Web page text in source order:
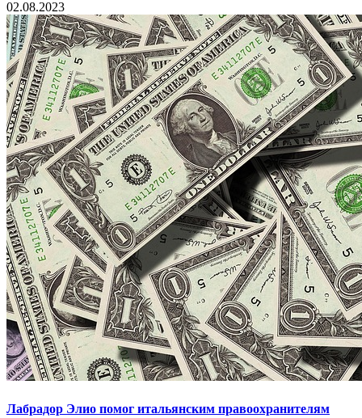
02.08.2023
Лабрадор Элио помог итальянским правоохранителям